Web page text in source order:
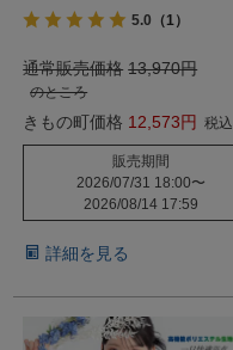
5.0 （1）
通常販売価格 13,970
のところ
きもの町価格 12,573 税込
販売期間
2026/07/31 18:00〜
2026/08/14 17:59
詳細を見る